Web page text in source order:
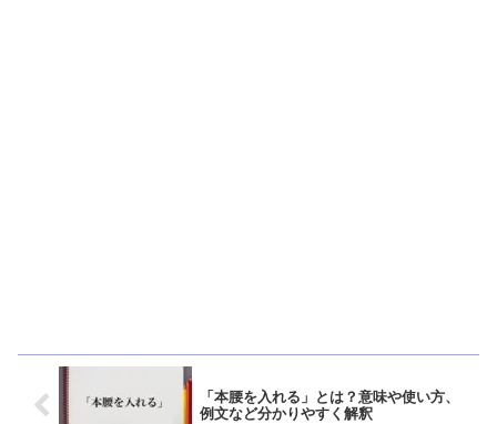
「本腰を入れる」とは？意味や使い方、
例文など分かりやすく解釈